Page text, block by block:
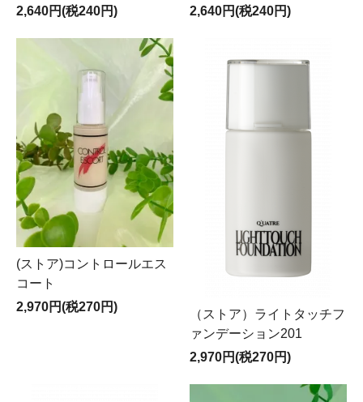
2,640円(税240円)
2,640円(税240円)
(ストア)コントロールエス
コート
2,970円(税270円)
（ストア）ライトタッチフ
ァンデーション201
2,970円(税270円)